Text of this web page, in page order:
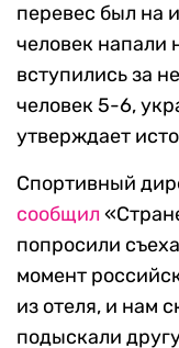
перевес был на
человек напали
вступились за
человек 5-6,
утверждает
Спортивный
сообщил
попросили
момент
из отеля, и нам
подыскали